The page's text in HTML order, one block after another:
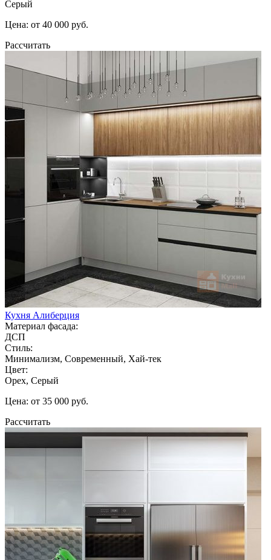
Серый
Цена: от 40 000 руб.
Рассчитать
Кухня Алиберция
Материал фасада:
ДСП
Стиль:
Минимализм, Современный, Хай-тек
Цвет:
Орех, Серый
Цена: от 35 000 руб.
Рассчитать